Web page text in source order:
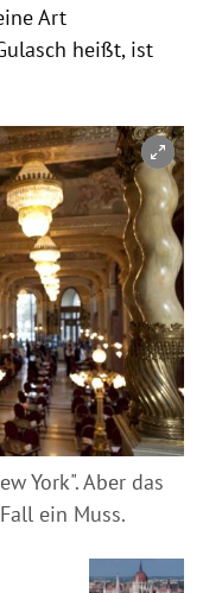
Art
heißt, ist
York". Aber das
ein Muss.